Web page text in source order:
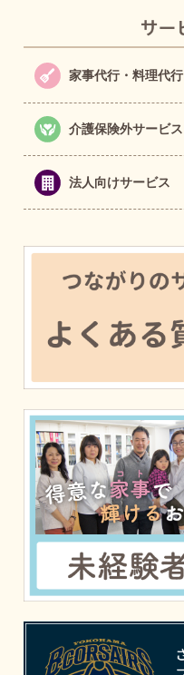
家事代行・料理代行
介護保険外サービス
法人向けサービス